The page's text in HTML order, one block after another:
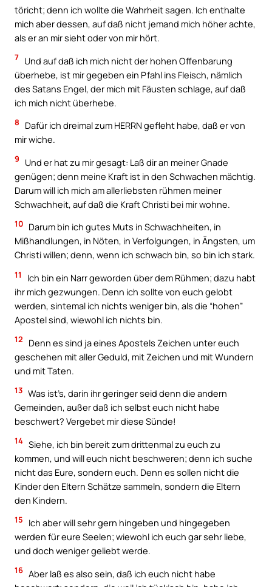
töricht; denn ich wollte die Wahrheit sagen. Ich enthalte
mich aber dessen, auf daß nicht jemand mich höher achte,
als er an mir sieht oder von mir hört.
7 Und auf daß ich mich nicht der hohen Offenbarung
überhebe, ist mir gegeben ein Pfahl ins Fleisch, nämlich
des Satans Engel, der mich mit Fäusten schlage, auf daß
ich mich nicht überhebe.
8
Dafür ich dreimal zum HERRN gefleht habe, daß er von
mir wiche.
9
Und er hat zu mir gesagt: Laß dir an meiner Gnade
genügen; denn meine Kraft ist in den Schwachen mächtig.
Darum will ich mich am allerliebsten rühmen meiner
Schwachheit, auf daß die Kraft Christi bei mir wohne.
10 Darum bin ich gutes Muts in Schwachheiten, in
Mißhandlungen, in Nöten, in Verfolgungen, in Ängsten, um
Christi willen; denn, wenn ich schwach bin, so bin ich stark.
11
Ich bin ein Narr geworden über dem Rühmen; dazu habt
ihr mich gezwungen. Denn ich sollte von euch gelobt
werden, sintemal ich nichts weniger bin, als die “hohen”
Apostel sind, wiewohl ich nichts bin.
12
Denn es sind ja eines Apostels Zeichen unter euch
geschehen mit aller Geduld, mit Zeichen und mit Wundern
und mit Taten.
13 Was ist’s, darin ihr geringer seid denn die andern
Gemeinden, außer daß ich selbst euch nicht habe
beschwert? Vergebet mir diese Sünde!
14 Siehe, ich bin bereit zum drittenmal zu euch zu
kommen, und will euch nicht beschweren; denn ich suche
nicht das Eure, sondern euch. Denn es sollen nicht die
Kinder den Eltern Schätze sammeln, sondern die Eltern
den Kindern.
15
Ich aber will sehr gern hingeben und hingegeben
werden für eure Seelen; wiewohl ich euch gar sehr liebe,
und doch weniger geliebt werde.
16 Aber laß es also sein, daß ich euch nicht habe